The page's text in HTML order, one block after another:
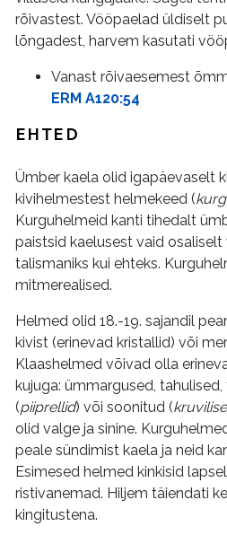
rõivastest. Vööpaelad üldiselt
lõngadest, harvem kasutati
Vanast rõivaesemest
ERM A120:54
EHTED
Ümber kaela olid igapäevaselt
kivihelmestest helmekeed (
Kurguhelmeid kanti tihedalt
paistsid kaelusest vaid
talismaniks kui ehteks.
mitmerealised.
Helmed olid 18.-19. sajandil
kivist (erinevad kristallid) või
Klaashelmed võivad olla
kujuga: ümmargused,
(piiprellid) või soonitud (
olid valge ja sinine.
peale sündimist kaela ja neid
Esimesed helmed kinkisid
ristivanemad. Hiljem täiendati
kingitustena.